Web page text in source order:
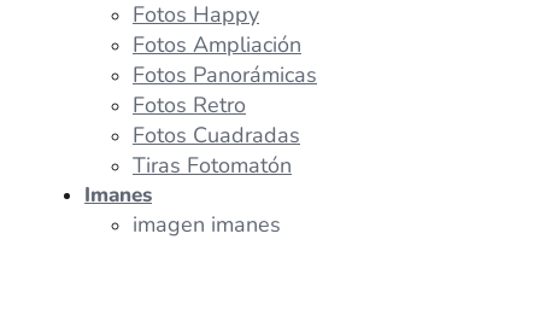
Fotos Happy
Fotos Ampliación
Fotos Panorámicas
Fotos Retro
Fotos Cuadradas
Tiras Fotomatón
Imanes
imagen imanes